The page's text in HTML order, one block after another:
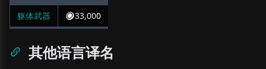
躯体武器
33,000
其他语言译名